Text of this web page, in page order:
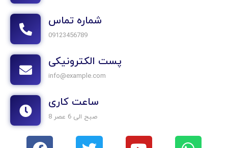
شماره تماس
09123456789
پست الکترونیکی
info@example.com
ساعت کاری
8 صبح الی 6 عصر